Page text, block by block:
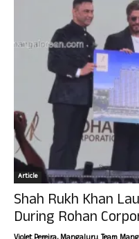
Article
Shah Rukh Khan
During Rohan